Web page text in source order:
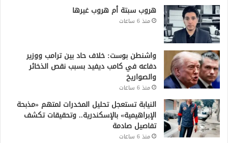
هروب سبتة أم هروب غيرها
منذ 6 ساعات
واشنطن بوست: خلاف حاد بين ترامب ووزير
دفاعه في كامب ديفيد بسبب نقص الذخائر
والصواريخ
منذ 6 ساعات
النيابة تستعجل تحليل المخدرات لمتهم «مذبحة
الإبراهيمية» بالإسكندرية.. وتحقيقات تكشف
تفاصيل صادمة
منذ 6 ساعات